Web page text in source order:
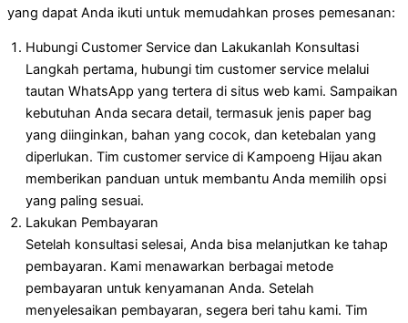
yang dapat Anda ikuti untuk memudahkan proses pemesanan:
Hubungi Customer Service dan Lakukanlah Konsultasi
Langkah pertama, hubungi tim customer service melalui
tautan WhatsApp yang tertera di situs web kami. Sampaikan
kebutuhan Anda secara detail, termasuk jenis paper bag
yang diinginkan, bahan yang cocok, dan ketebalan yang
diperlukan. Tim customer service di Kampoeng Hijau akan
memberikan panduan untuk membantu Anda memilih opsi
yang paling sesuai.
Lakukan Pembayaran
Setelah konsultasi selesai, Anda bisa melanjutkan ke tahap
pembayaran. Kami menawarkan berbagai metode
pembayaran untuk kenyamanan Anda. Setelah
menyelesaikan pembayaran, segera beri tahu kami. Tim